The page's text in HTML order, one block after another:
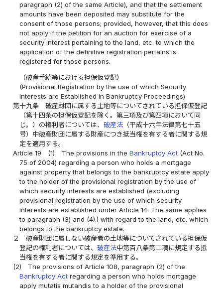
paragraph (2) of the same Article), and that the settlement
amounts have been deposited may substitute for the
consent of those persons; provided, however, that this does
not apply if the petition for an auction for exercise of a
security interest pertaining to the land, etc. to which the
application of the definitive registration pertains is
registered for those persons.
（破産手続等における担保仮登記）
(Provisional Registration by the use of which Security
Interests are Established in Bankruptcy Proceedings)
第十九条
破産財団に属する土地等についてされている担保仮登記
（第十四条の担保仮登記を除く。第三項及び第四項において同
じ。）の権利者については、破産法 （平成十六年法律第七十五
号）中破産財団に属する財産につき抵当権を有する者に関する規
定を適用する。
Article 19
(1) The provisions in the Bankruptcy Act(Act No.
75 of 2004) regarding a person who holds a mortgage
against property that belongs to the bankruptcy estate apply
to the holder of the provisional registration by the use of
which security interests are established (excluding
provisional registration by the use of which security
interests are established under Article 14. The same applies
to paragraph (3) and (4).) with regard to the land, etc. which
belongs to the bankruptcy estate.
２
破産財団に属しない破産者の土地等についてされている担保仮
登記の権利者については、破産法中第百八条第二項に規定する抵
当権を有する者に関する規定を準用する。
(2)
The provisions of Article 108, paragraph (2) of the
Bankruptcy Act regarding a person who holds mortgage
apply mutatis mutandis to a holder of the provisional